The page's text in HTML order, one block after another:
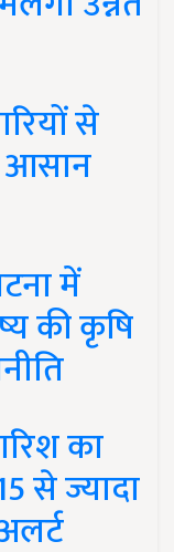
से
आसान
में
की कृषि
का
से ज्यादा